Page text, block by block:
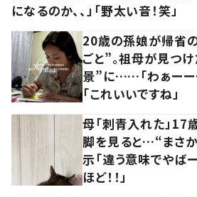
になるのか、、」「野太い音！笑」
20歳の孫娘が帰省
ごと”。祖母が見つ
景”に……「わぁーー
「これいいですね」
母「刺青入れた」17歳
脚を見ると…“まさ
示「違う意味でやばー
ほど！！」